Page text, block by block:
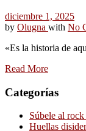
diciembre 1, 2025
by Olugna with No
«Es la historia de
Read More
Categorías
Súbele al
Huellas